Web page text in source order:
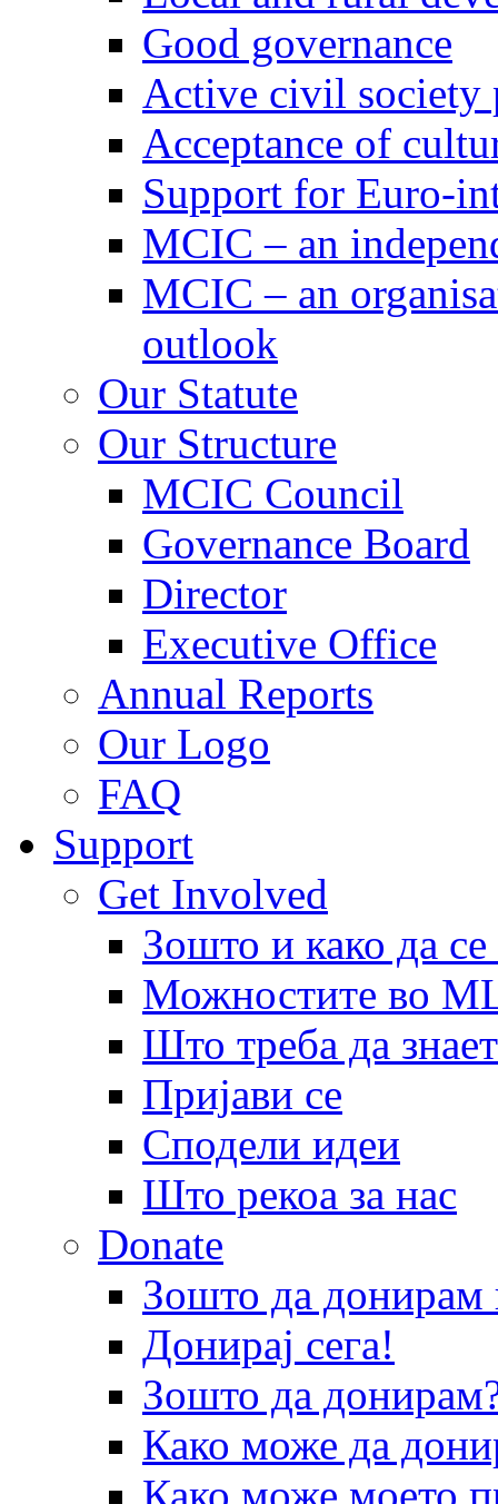
Good governance
Active civil society
Acceptance of
Support for Euro-
MCIC – an
MCIC – an
outlook
Our Statute
Our Structure
MCIC Council
Governance Board
Director
Executive Office
Annual Reports
Our Logo
FAQ
Support
Get Involved
Зошто и како да
Можностите во
Што треба да
Пријави се
Сподели идеи
Што рекоа за нас
Donate
Зошто да
Донирај сега!
Зошто да
Како може да
Како може моето